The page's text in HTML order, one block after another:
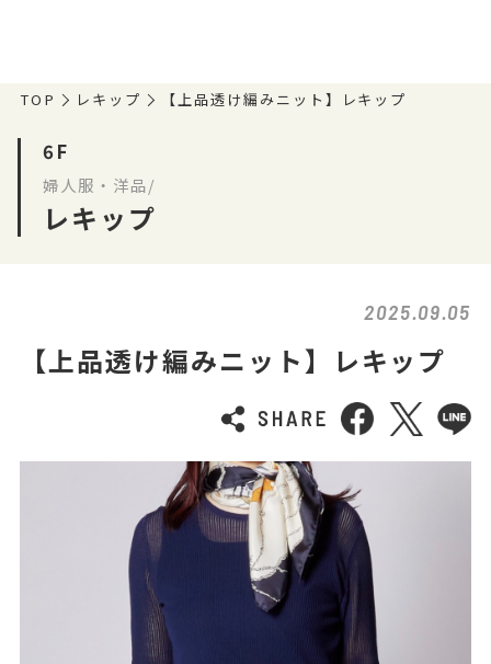
TOP レキップ 【上品透け編みニット】レキップ
6F
婦人服・洋品/
レキップ
2025.09.05
【上品透け編みニット】レキップ